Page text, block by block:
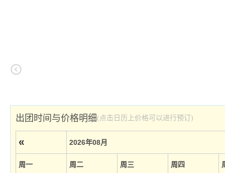
出团时间与价格明细(点击日历上价格可以进行预订)
« 2026年08月
周一 周二 周三 周四